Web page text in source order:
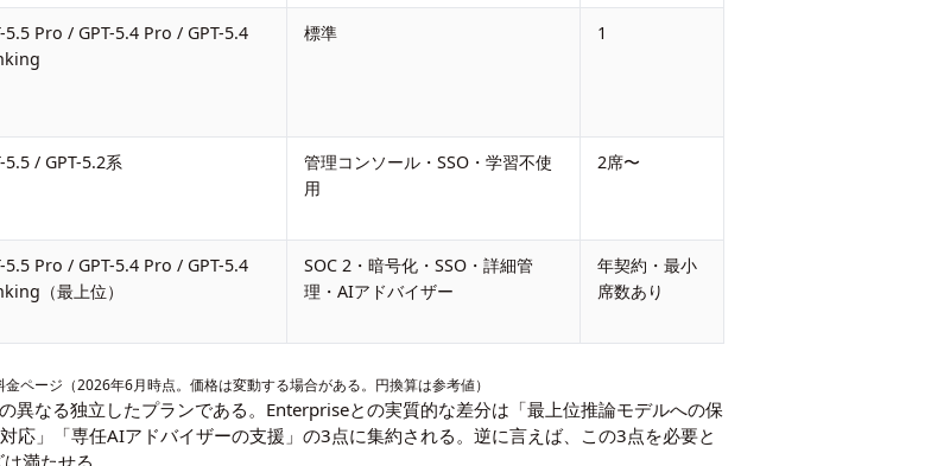
5.5 Pro / GPT-5.4 Pro / GPT-5.4
標準 1
5.5 / GPT-5.2系
管理コンソール・SSO・学習不使
用
2席〜
5.5 Pro / GPT-5.4 Pro / GPT-5.4
（最上位）
SOC 2・暗号化・SSO・詳細管
理・AIアドバイザー
年契約・最小
席数あり
金ページ （2026年6月時点。価格は変動する場合がある。円換算は参考値）
異なる独立したプランである。Enterpriseとの実質的な差分は「最上位推論モデルへの保
応」「専任AIアドバイザーの支援」の3点に集約される。逆に言えば、この3点を必要と
満たせる。